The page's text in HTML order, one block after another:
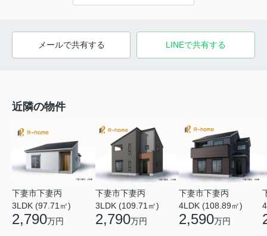
メールで共有する LINEで共有する
近隣の物件
下妻市下妻丙
3LDK (97.71㎡)
2,790万円
下妻市下妻丙
3LDK (109.71㎡)
2,790万円
下妻市下妻丙
4LDK (108.89㎡)
2,590万円